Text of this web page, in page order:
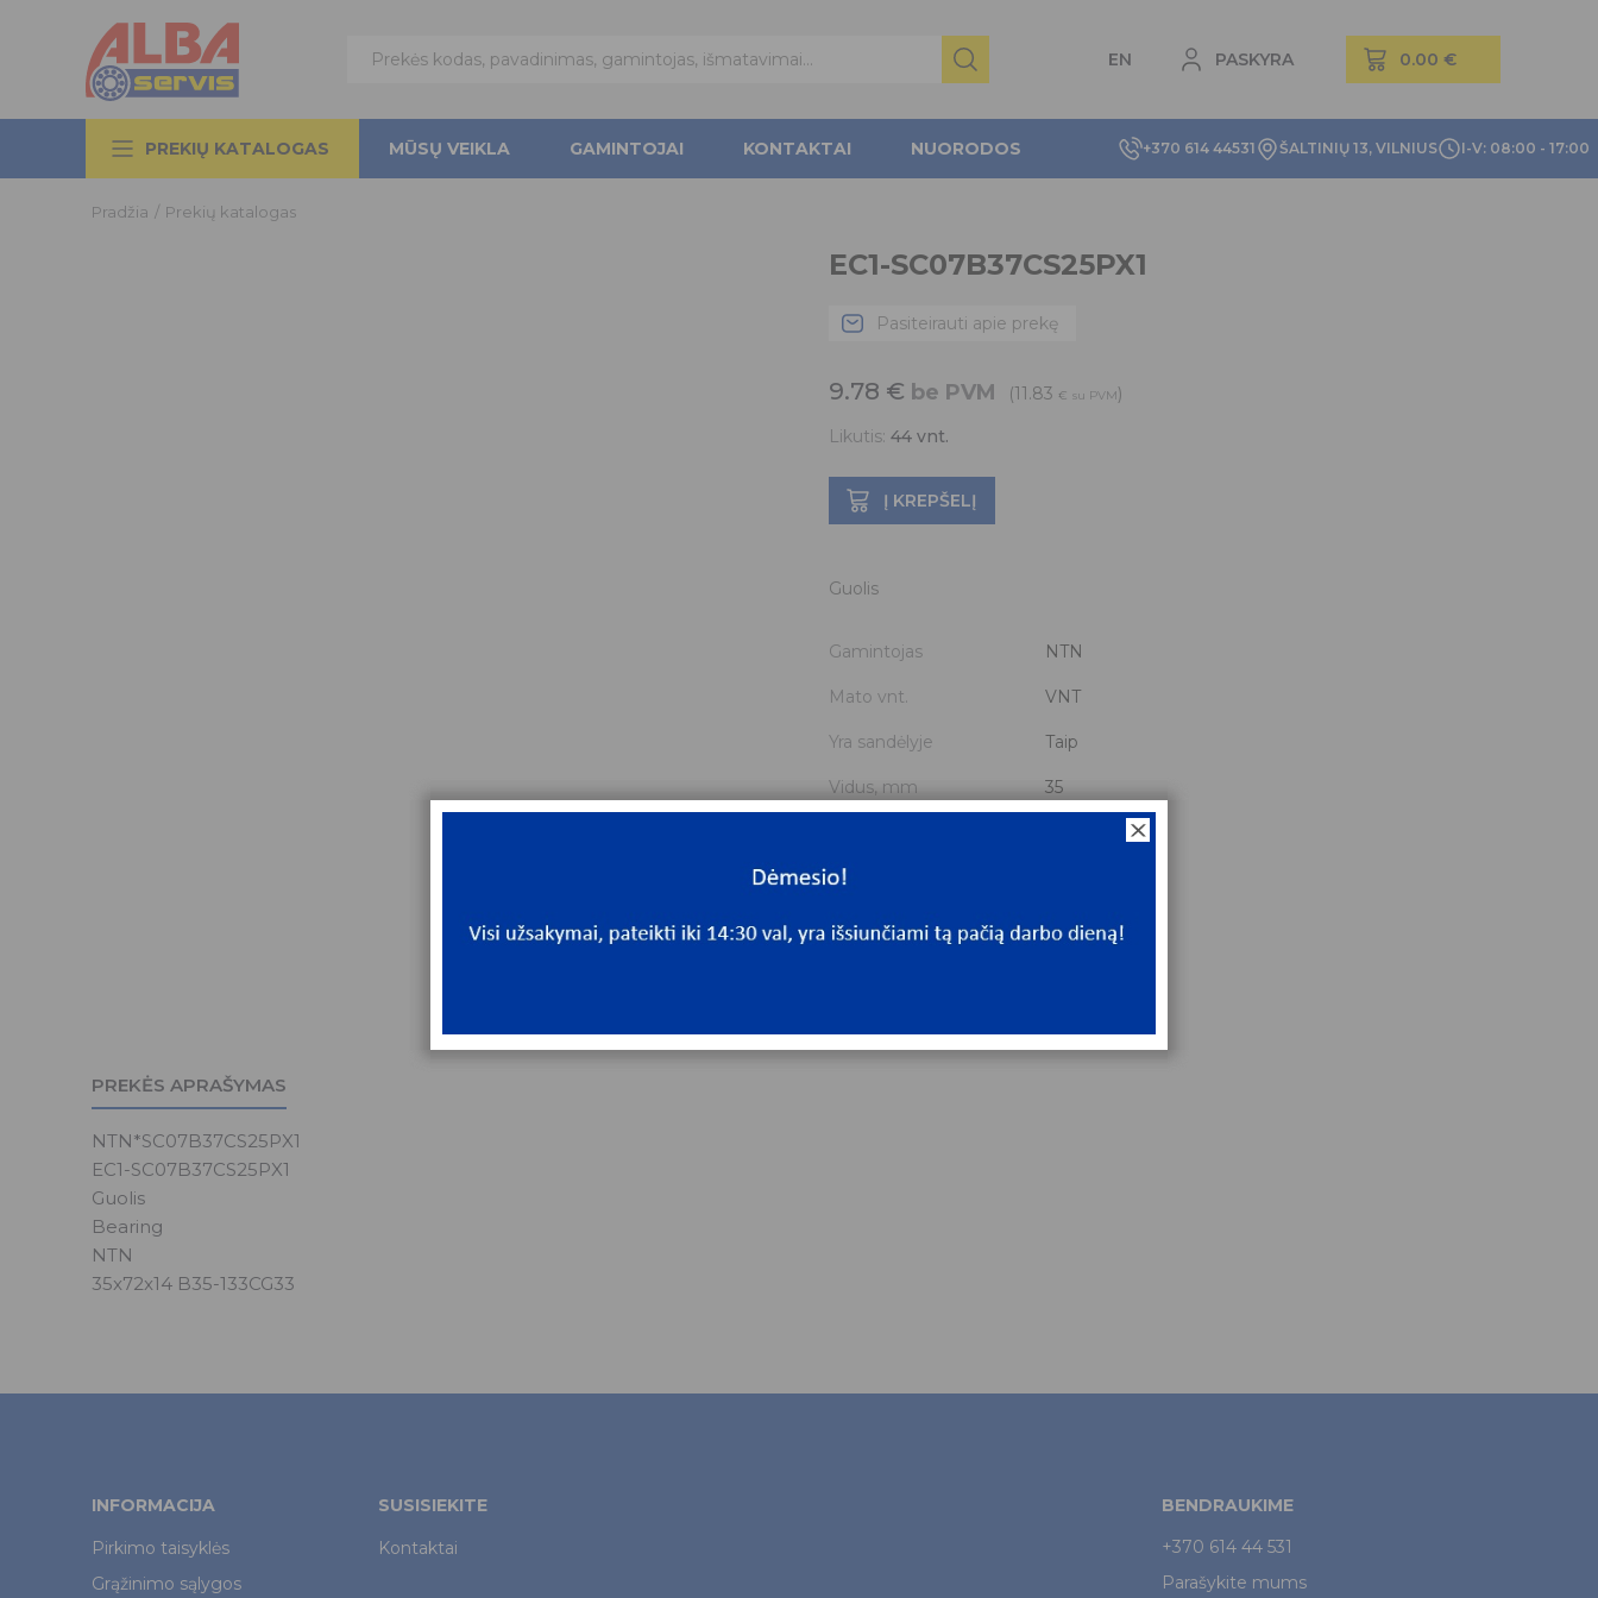
EN PASKYRA
+370 614 44531 ŠALTINIŲ 13, VILNIUS I-V: 08:00 - 17:00
PREKIŲ KATALOGAS MŪSŲ VEIKLA GAMINTOJAI KONTAKTAI NUORODOS
Pradžia / Prekių katalogas
EC1-SC07B37CS25PX1
Pasiteirauti apie prekę
9.78 € be PVM (11.83 € su PVM)
Likutis: 44 vnt.
Į KREPŠELĮ
Guolis
Gamintojas NTN
Mato vnt. VNT
Yra sandėlyje Taip
Vidus, mm 35
Storis, mm
Išmatavimai 35x72x14
PREKĖS APRAŠYMAS
NTN*SC07B37CS25PX1
EC1-SC07B37CS25PX1
Guolis
Bearing
NTN
35x72x14 B35-133CG33
INFORMACIJA
Pirkimo taisyklės
Grąžinimo sąlygos
SUSISIEKITE
Kontaktai
BENDRAUKIME
+370 614 44 531
Parašykite mums